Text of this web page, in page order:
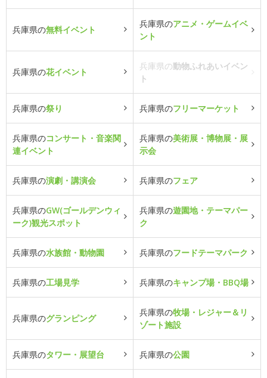
兵庫県の無料イベント
兵庫県のアニメ・ゲームイベ
ント
兵庫県の花イベント
兵庫県の動物ふれあいイベン
ト
兵庫県の祭り 兵庫県のフリーマーケット
兵庫県のコンサート・音楽関
連イベント
兵庫県の美術展・博物展・展
示会
兵庫県の演劇・講演会 兵庫県のフェア
兵庫県のGW(ゴールデンウィ
ーク)観光スポット
兵庫県の遊園地・テーマパー
ク
兵庫県の水族館・動物園 兵庫県のフードテーマパーク
兵庫県の工場見学 兵庫県のキャンプ場・BBQ場
兵庫県のグランピング
兵庫県の牧場・レジャー＆リ
ゾート施設
兵庫県のタワー・展望台 兵庫県の公園